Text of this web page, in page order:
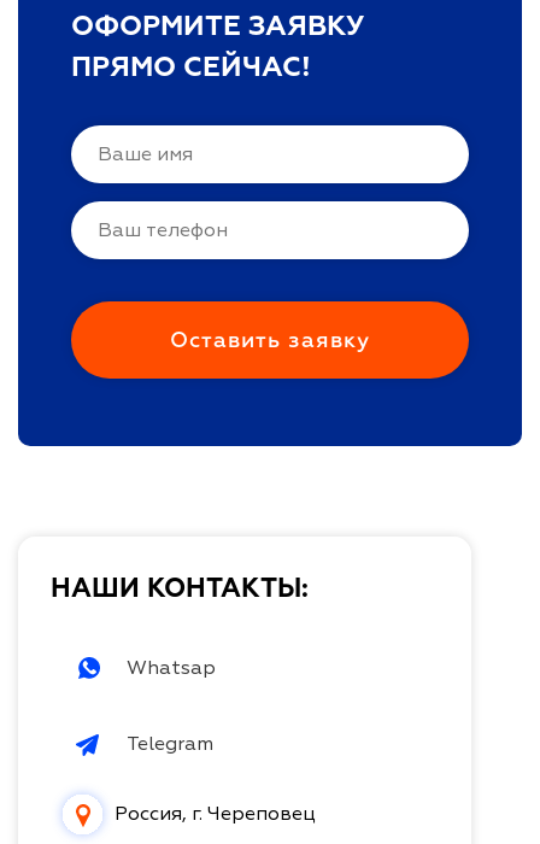
ОФОРМИТЕ ЗАЯВКУ
ПРЯМО СЕЙЧАС!
НАШИ КОНТАКТЫ:
Whatsap
Telegram
Россия, г. Череповец